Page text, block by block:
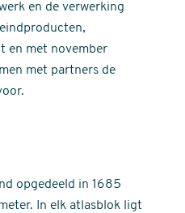
en de verwerking
en met november
met partners de
opgedeeld in 1685
In elk atlasblok ligt